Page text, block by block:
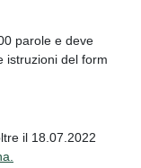
parole e deve
istruzioni del form
il 18.07.2022